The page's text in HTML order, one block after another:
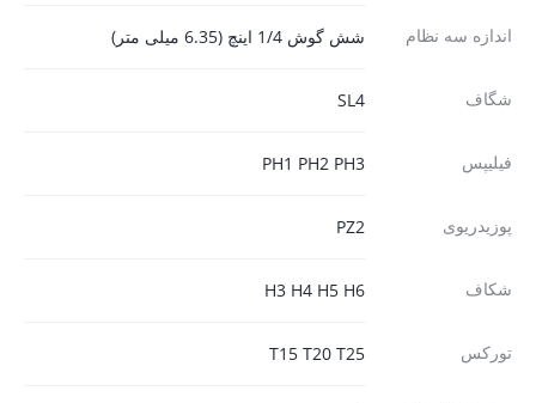
اندازه سه نظام شش گوش 1/4 اینچ (6.35 میلی متر)
شگاف SL4
فیلیپس PH1 PH2 PH3
پوزیدریوی PZ2
شکاف H3 H4 H5 H6
تورکس T15 T20 T25